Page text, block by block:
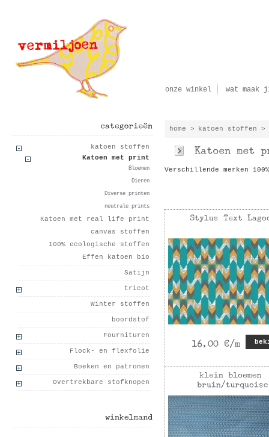
onze winkel wat maak
katoen stoffen
Katoen met print
Bloemen
Dieren
Diverse printen
neutrale prints
Katoen met real life print
canvas stoffen
100% ecologische stoffen
Effen katoen bio
Satijn
tricot
Winter stoffen
boordstof
Fournituren
Flock- en flexfolie
Boeken en patronen
Overtrekbare stofknopen
home > katoen stoffen >
Verschillende merken